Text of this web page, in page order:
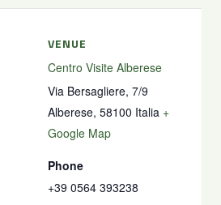
VENUE
Centro Visite Alberese
Via Bersagliere, 7/9
Alberese, 58100 Italia +
Google Map
Phone
+39 0564 393238